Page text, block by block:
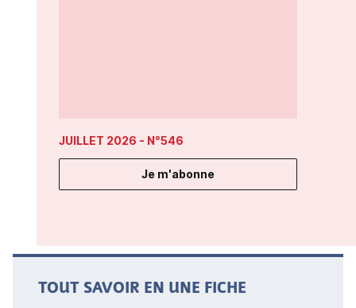
JUILLET 2026 - N°546
Je m'abonne
TOUT SAVOIR EN UNE FICHE